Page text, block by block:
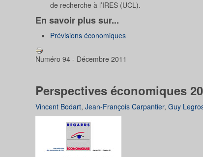
de recherche à l’IRES (UCL).
En savoir plus sur...
Prévisions économiques
Numéro 94 - Décembre 2011
Perspectives économiques
Vincent Bodart, Jean-François Carpantier, Guy